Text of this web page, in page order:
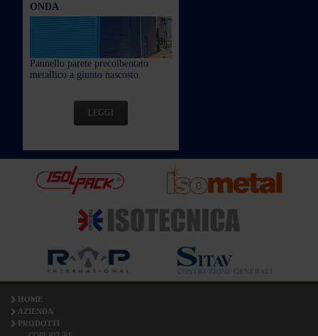
ONDA
Pannello parete precoibentato
metallico a giunto nascosto.
LEGGI
HOME
AZIENDA
PRODOTTI